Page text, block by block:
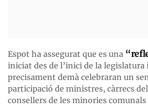
Espot ha assegurat que es una
iniciat des de l’inici de la legislatura
precisament demà celebraran un
participació de ministres, càrrecs
consellers de les minories comunals